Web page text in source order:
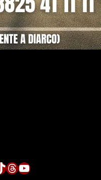
Threads YouTube